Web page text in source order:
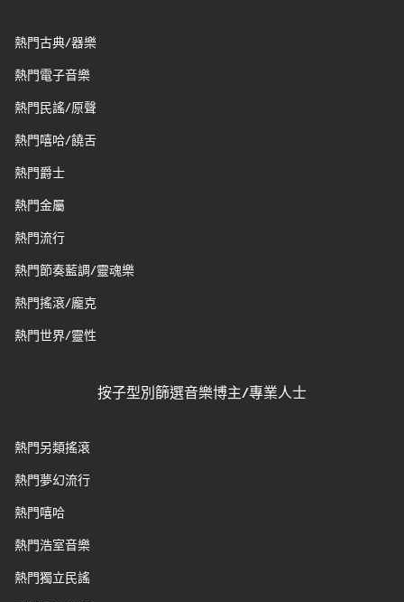
熱門古典/器樂
熱門電子音樂
熱門民謠/原聲
熱門嘻哈/饒舌
熱門爵士
熱門金屬
熱門流行
熱門節奏藍調/靈魂樂
熱門搖滾/龐克
熱門世界/靈性
按子型別篩選音樂博主/專業人士
熱門另類搖滾
熱門夢幻流行
熱門嘻哈
熱門浩室音樂
熱門獨立民謠